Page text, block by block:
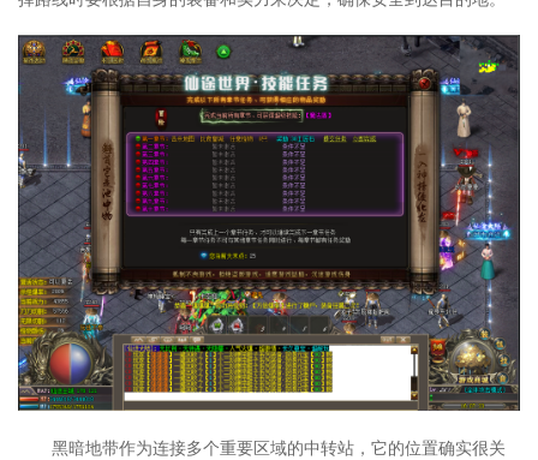
黑暗地带作为连接多个重要区域的中转站，它的位置确实很关